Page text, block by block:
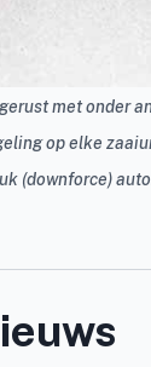
met onder
op elke
(downforce)